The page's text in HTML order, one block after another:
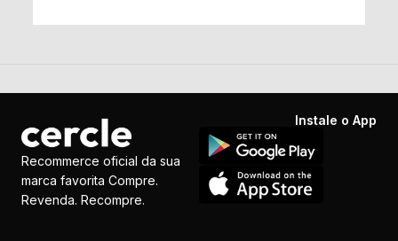
Instale o App
Recommerce oficial da sua
marca favorita Compre.
Revenda. Recompre.